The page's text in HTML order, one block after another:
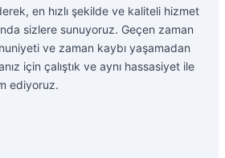
en hızlı şekilde ve kaliteli hizmet
sizlere sunuyoruz. Geçen zaman
ve zaman kaybı yaşamadan
için çalıştık ve aynı hassasiyet ile
ediyoruz.